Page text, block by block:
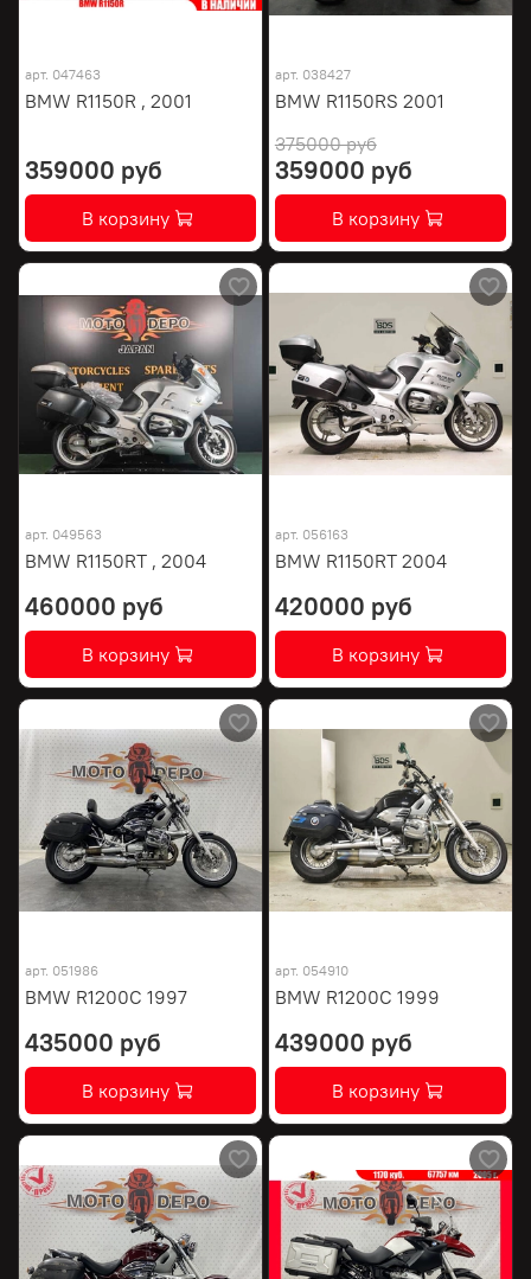
арт. 047463
BMW R1150R , 2001
359000 руб
В корзину
арт. 038427
BMW R1150RS 2001
375000 руб
359000 руб
В корзину
арт. 049563
BMW R1150RT , 2004
460000 руб
В корзину
арт. 056163
BMW R1150RT 2004
420000 руб
В корзину
арт. 051986
BMW R1200C 1997
435000 руб
В корзину
арт. 054910
BMW R1200C 1999
439000 руб
В корзину